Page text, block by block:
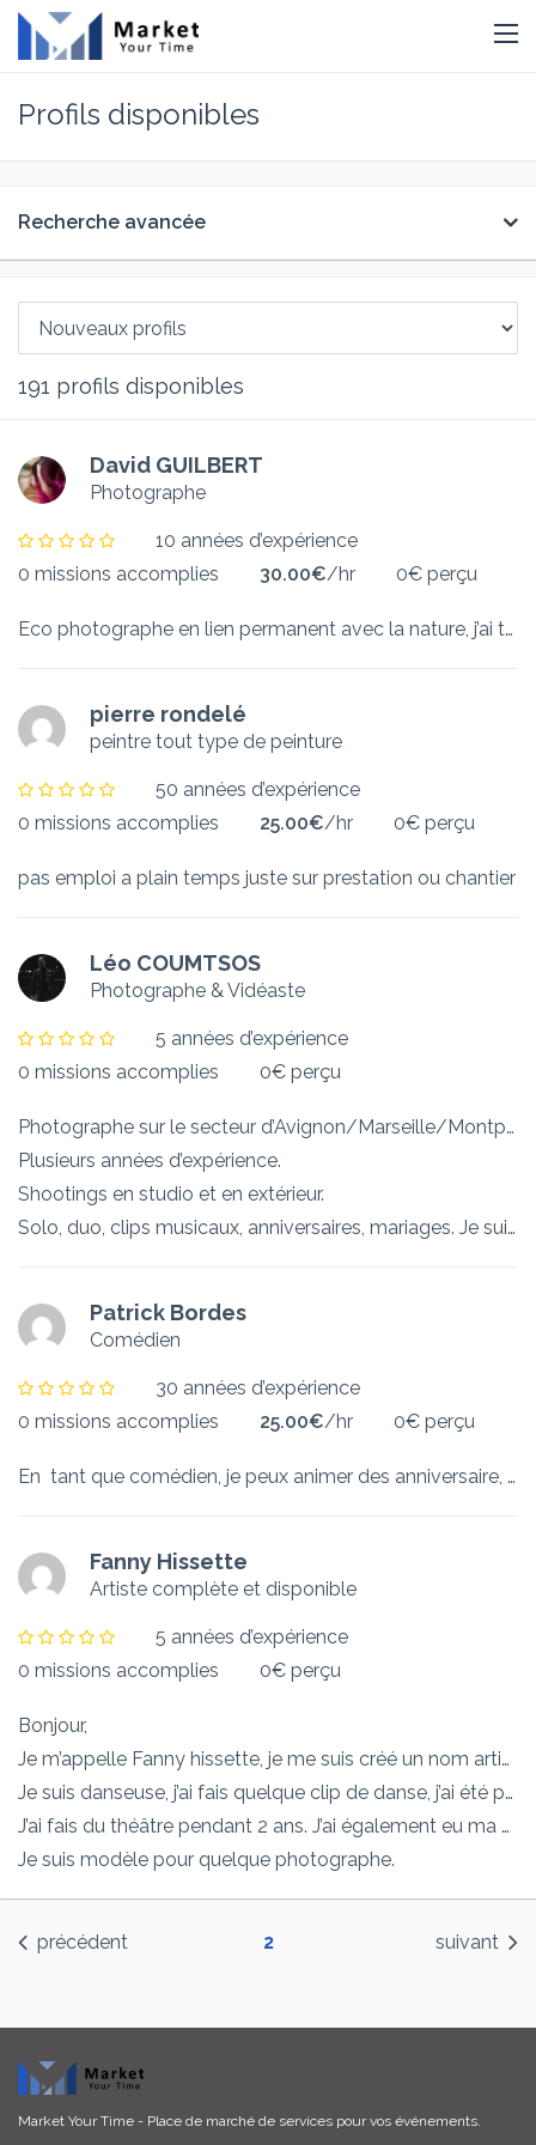
Profils disponibles
Recherche avancée
191 profils disponibles
David GUILBERT
Photographe
10 années d’expérience
0 missions accomplies
30.00€/hr 0€ perçu
Eco photographe en lien permanent avec la nature, j’ai toujours aimé les grands espaces naturels et l’observation du monde vivant. Né en 1971 à Villers-Semeuse, j’ai grandi à quelques pas des forêts Ardennaises. J’ai fait mes premières armes en photographie à l’âge de 10 ans en apprenant avec mon père l’art de la prise de vue et du tirage sur papier. Après des études de psychologie et d’éthologie, rattrapé par la vie quotidienne je m’installe en région parisienne, où j’oublie…
pierre rondelé
peintre tout type de peinture
50 années d’expérience
0 missions accomplies
25.00€/hr 0€ perçu
pas emploi a plain temps juste sur prestation ou chantier
Léo COUMTSOS
Photographe & Vidéaste
5 années d’expérience
0 missions accomplies
0€ perçu
Photographe sur le secteur d’Avignon/Marseille/Montpellier.
Plusieurs années d’expérience.
Shootings en studio et en extérieur.
Solo, duo, clips musicaux, anniversaires, mariages. Je suis disponible pour tout type de projet
Patrick Bordes
Comédien
30 années d’expérience
0 missions accomplies
25.00€/hr 0€ perçu
En tant que comédien, je peux animer des anniversaire, raconter des contes, chanter quelques chansons. J’aimerais aussi faire du cinéma dans des petits rôles pour commencer.
Fanny Hissette
Artiste complète et disponible
5 années d’expérience
0 missions accomplies
0€ perçu
Bonjour,
Je m’appelle Fanny hissette, je me suis créé un nom artistique qui est Fanny MvM.
Je suis danseuse, j’ai fais quelque clip de danse, j’ai été pendant 1 ans et demi au conservatoire. Je danse depuis l’âge de mes 8 ans.
J’ai fais du théâtre pendant 2 ans. J’ai également eu ma chance de faire quelques tournages.
Je suis modèle pour quelque photographe.
précédent 2 suivant
Market Your Time - Place de marché de services pour vos événements.